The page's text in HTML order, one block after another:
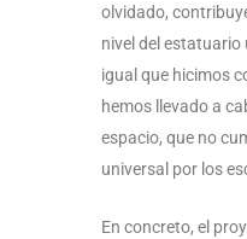
olvidado,
nivel del estatuario
igual que hicimos
hemos llevado a
espacio, que no
universal por los
En concreto, el